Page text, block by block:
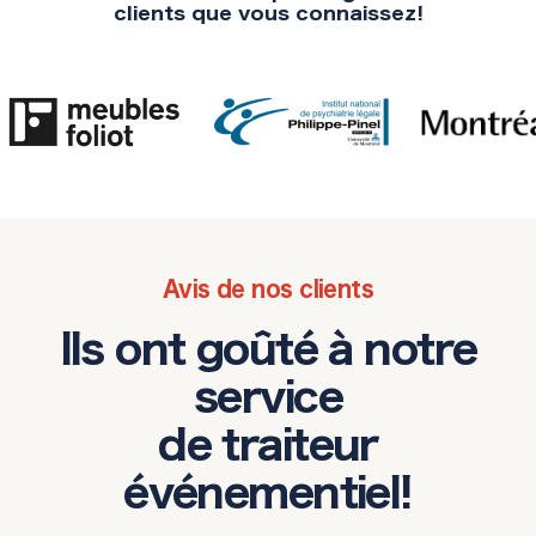
clients que vous connaissez!
Avis de nos clients
Ils ont goûté à notre
service
de traiteur
événementiel!